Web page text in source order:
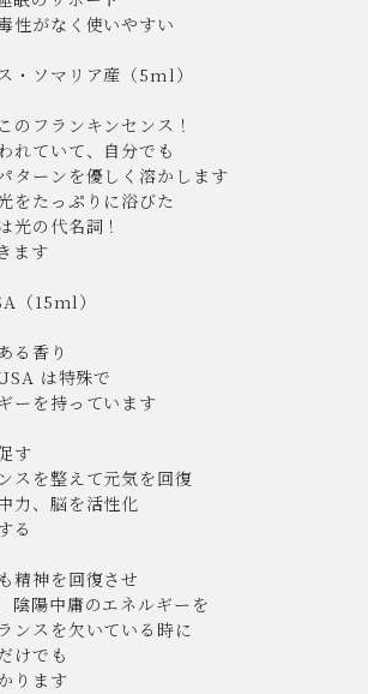
性がなく使いやすい
・ソマリア産（5ml）
のフランキンセンス！
れていて、自分でも
ターンを優しく溶かします
をたっぷりに浴びた
光の代名詞！
ます
（15ml）
る香り
は特殊で
ーを持っています
す
スを整えて元気を回復
力、脳を活性化
る
精神を回復させ
陰陽中庸のエネルギーを
ンスを欠いている時に
けでも
ります